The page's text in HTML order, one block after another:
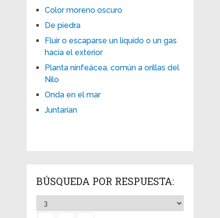
Color moreno oscuro
De piedra
Fluir o escaparse un líquido o un gas
hacia el exterior
Planta ninfeácea, común a orillas del
Nilo
Onda en el mar
Juntarían
BÚSQUEDA POR RESPUESTA: